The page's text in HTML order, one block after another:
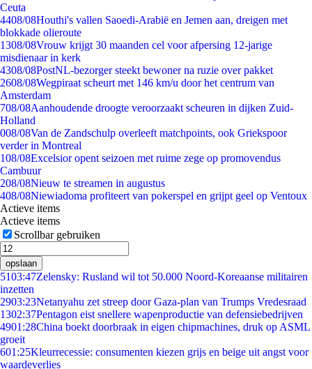
Ceuta
4408/08Houthi's vallen Saoedi-Arabië en Jemen aan, dreigen met
blokkade olieroute
1308/08Vrouw krijgt 30 maanden cel voor afpersing 12-jarige
misdienaar in kerk
4308/08PostNL-bezorger steekt bewoner na ruzie over pakket
2608/08Wegpiraat scheurt met 146 km/u door het centrum van
Amsterdam
708/08Aanhoudende droogte veroorzaakt scheuren in dijken Zuid-
Holland
008/08Van de Zandschulp overleeft matchpoints, ook Griekspoor
verder in Montreal
108/08Excelsior opent seizoen met ruime zege op promovendus
Cambuur
208/08Nieuw te streamen in augustus
408/08Niewiadoma profiteert van pokerspel en grijpt geel op Ventoux
Actieve items
Actieve items
Scrollbar gebruiken
opslaan
5103:47Zelensky: Rusland wil tot 50.000 Noord-Koreaanse militairen
inzetten
2903:23Netanyahu zet streep door Gaza-plan van Trumps Vredesraad
1302:37Pentagon eist snellere wapenproductie van defensiebedrijven
4901:28China boekt doorbraak in eigen chipmachines, druk op ASML
groeit
601:25Kleurrecessie: consumenten kiezen grijs en beige uit angst voor
waardeverlies